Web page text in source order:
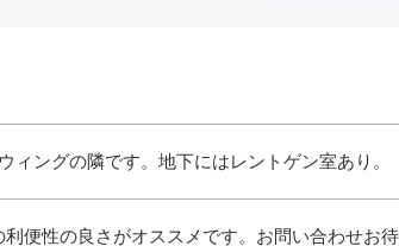
ィングの隣です。地下にはレントゲン室あり。
便性の良さがオススメです。お問い合わせお待